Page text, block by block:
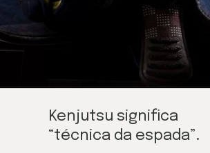
Kenjutsu significa
“técnica da espada”.